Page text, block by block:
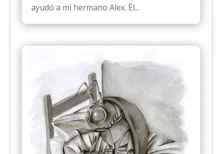
ayudó a mi hermano Alex. Él...